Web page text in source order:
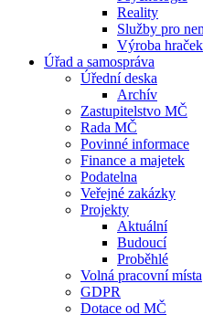
Reality
Služby pro
Výroba hraček
Úřad a samospráva
Úřední deska
Archív
Zastupitelstvo MČ
Rada MČ
Povinné informace
Finance a majetek
Podatelna
Veřejné zakázky
Projekty
Aktuální
Budoucí
Proběhlé
Volná pracovní místa
GDPR
Dotace od MČ